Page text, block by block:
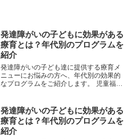
発達障がいの子どもに効果がある
療育とは？年代別のプログラムを
紹介
発達障がいの子ども達に提供する療育メ
ニューにお悩みの方へ、年代別の効果的
なプログラムをご紹介します。 児童福祉
発達障がいの子どもに効果がある
療育とは？年代別のプログラムを
紹介